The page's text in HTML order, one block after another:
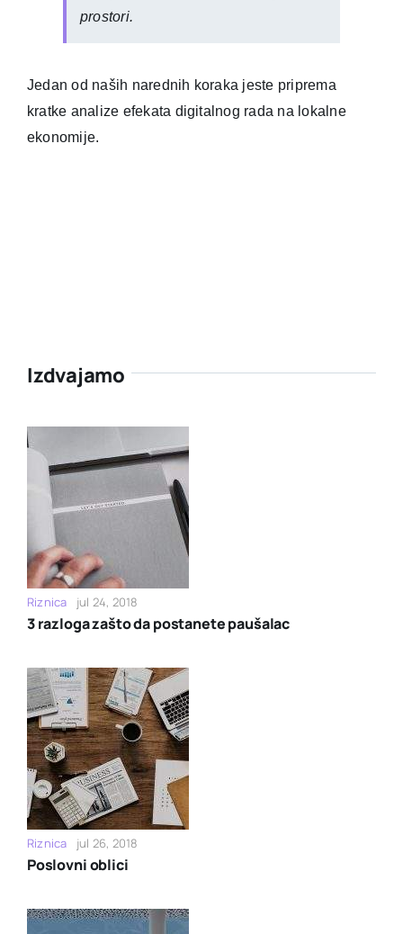
prostori.
Jedan od naših narednih koraka jeste priprema
kratke analize efekata digitalnog rada na lokalne
ekonomije.
Izdvajamo
Riznica jul 24, 2018
3 razloga zašto da postanete paušalac
Riznica jul 26, 2018
Poslovni oblici